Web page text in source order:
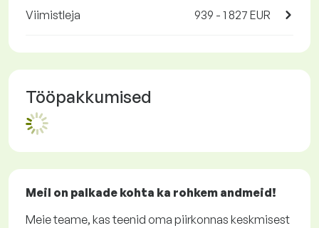
Viimistleja 939 - 1 827 EUR
Tööpakkumised
Meil on palkade kohta ka rohkem andmeid!
Meie teame, kas teenid oma piirkonnas keskmisest